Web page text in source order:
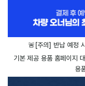
🚨[주의] 반납 예정
기본 제공 용품 홈페이지
용